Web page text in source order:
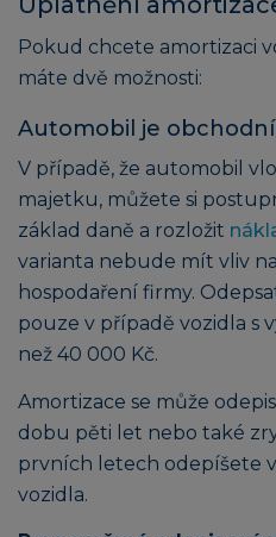
Pokud chcete amortizaci
máte dvě možnosti:
Automobil je
V případě, že automobil
majetku, můžete si
základ daně a rozložit
varianta nebude mít vliv
hospodaření firmy.
pouze v případě vozidla s
než 40 000 Kč.
Amortizace se může
dobu pěti let nebo také
prvních letech odepíšete
vozidla.